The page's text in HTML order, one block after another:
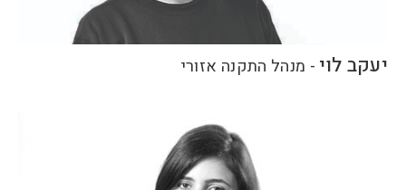
יעקב לוי - מנהל התקנה אזורי